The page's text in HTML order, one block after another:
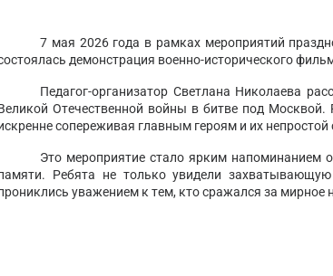
7 мая 2026 года в рамках мероприятий
демонстрация военно-исторического
Педагог-организатор Светлана Николаева
Отечественной войны в битве под
сопереживая главным героям и их
Это мероприятие стало ярким напоминанием
Ребята не только увидели
уважением к тем, кто сражался за мирное